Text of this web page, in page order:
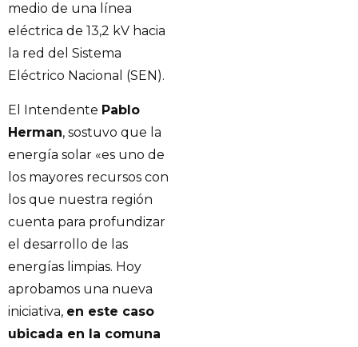
medio de una línea
eléctrica de 13,2 kV hacia
la red del Sistema
Eléctrico Nacional (SEN).
El Intendente Pablo
Herman, sostuvo que la
energía solar «es uno de
los mayores recursos con
los que nuestra región
cuenta para profundizar
el desarrollo de las
energías limpias. Hoy
aprobamos una nueva
iniciativa, en este caso
ubicada en la comuna